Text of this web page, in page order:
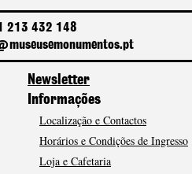
213 432 148
Newsletter
Informações
Localização e Contactos
Horários e Condições de Ingresso
Loja e Cafetaria